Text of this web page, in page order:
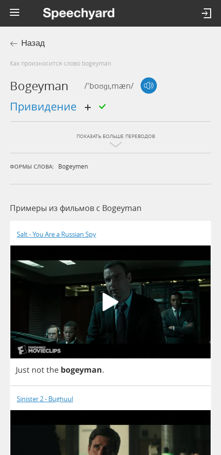
Назад
Как произносится слово bogeyman
Bogeyman /'boʊɡɪ,mæn/
привидение
ПОКАЗАТЬ БОЛЬШЕ ПЕРЕВОДОВ
ФОРМЫ СЛОВА: Bogeymen
Примеры из фильмов c Bogeyman
Salt - You Are a Russian Spy
Just notthe bogeyman.
Sinister 2 - Bughuul